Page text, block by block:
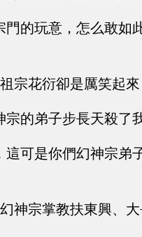
門的玩意，怎么敢如
宗花衍卻是厲笑起
宗的弟子步長天殺了
這可是你們幻神宗弟
神宗掌教扶東興、